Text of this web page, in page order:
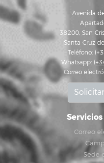
Avenida
38200, San
Santa Cruz
Teléfono:
Whatsapp:
Correo
Correo
Sede